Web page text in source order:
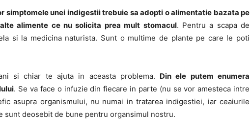
simptomele unei indigestii trebuie sa adopti o alimentatie bazata pe
alimente ce nu solicita prea mult stomacul. Pentru a scapa de
si la medicina naturista. Sunt o multime de plante pe care le poti
si chiar te ajuta in aceasta problema. Din ele putem enumera
. Se va face o infuzie din fiecare in parte (nu se vor amesteca intre
asupra organismului, nu numai in tratarea indigestiei, iar ceaiurile
sunt deosebit de bune pentru organsimul nostru.